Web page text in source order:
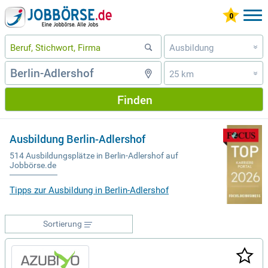
Ausbildung »
25 km »
Finden
Ausbildung Berlin-Adlershof
514 Ausbildungsplätze in Berlin-Adlershof auf
Jobbörse.de
Tipps zur Ausbildung in Berlin-Adlershof
Sortierung